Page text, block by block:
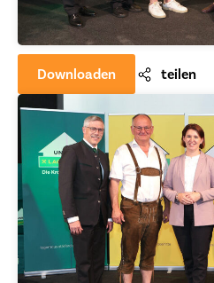
Downloaden teilen